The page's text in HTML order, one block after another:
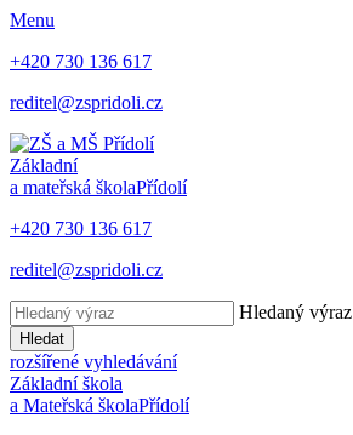
Menu
+420 730 136 617
reditel@zspridoli.cz
Základní
a mateřská školaPřídolí
+420 730 136 617
reditel@zspridoli.cz
Hledaný výraz
Hledat
rozšířené vyhledávání
Základní škola
a Mateřská školaPřídolí